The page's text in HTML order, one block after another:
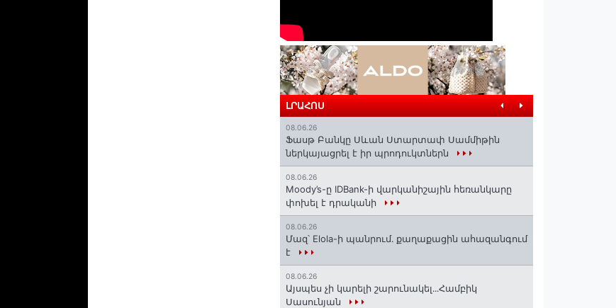
ԼՐԱՀՈՍ
08.06.26
Ֆասթ Բանկը Սևան Ստարտափ Սամմիթին
ներկայացրել է իր պրոդուկտներն
08.06.26
Moody’s-ը IDBank-ի վարկանիշային հեռանկարը
փոխել է դրականի
08.06.26
Մազ՝ Elola-ի պանրում․ քաղաքացին ահազանգում
է
08.06.26
Այսպես չի կարելի շարունակել․․․Համբիկ
Սասունյան